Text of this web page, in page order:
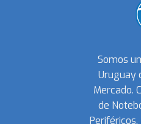
Somos
Uruguay
Mercado.
de